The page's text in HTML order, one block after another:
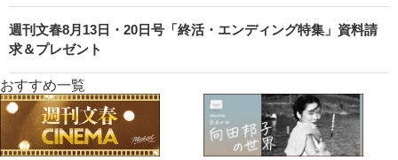
週刊文春8月13日・20日号「終活・エンディング特集」資料請
求＆プレゼント
おすすめ一覧